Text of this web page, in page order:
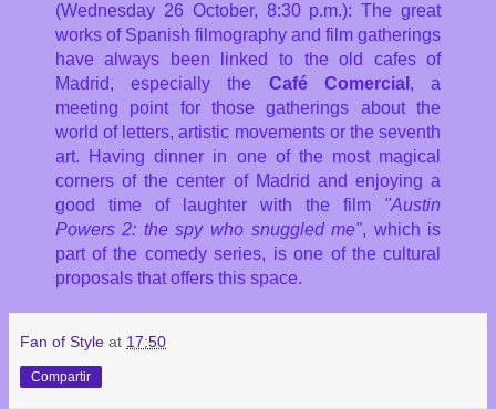
(Wednesday 26 October, 8:30 p.m.): The great
works of Spanish filmography and film gatherings
have always been linked to the old cafes of
Madrid, especially the Café Comercial , a
meeting point for those gatherings about the
world of letters, artistic movements or the seventh
art. Having dinner in one of the most magical
corners of the center of Madrid and enjoying a
good time of laughter with the film "Austin
Powers 2: the spy who snuggled me", which is
part of the comedy series, is one of the cultural
proposals that offers this space.
Fan of Style at 17:50
Compartir